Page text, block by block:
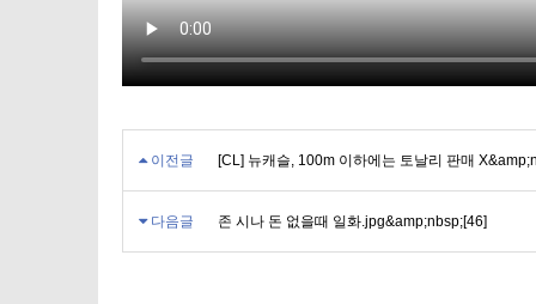
이전글 [CL] 뉴캐슬, 100m 이하에는 토날리 판매
다음글 존 시나 돈 없을때 일화.jpg&amp;nbsp;[46]